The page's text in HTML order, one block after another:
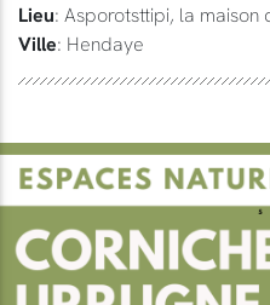
Lieu: Asporotsttipi, la maison
Ville: Hendaye